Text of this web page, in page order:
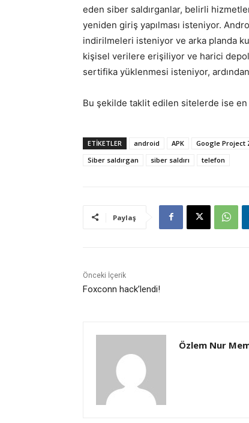
eden siber saldırganlar, belirli
yeniden giriş yapılması isteniyor.
indirilmeleri isteniyor ve arka planda
kişisel verilere erişiliyor ve harici
sertifika yüklenmesi isteniyor,
Bu şekilde taklit edilen sitelerde ise en
ETİKETLER android APK Google Project
Siber saldırgan
siber saldırı telefon
Paylaş
Önceki İçerik
Foxconn hack’lendi!
Özlem Nur